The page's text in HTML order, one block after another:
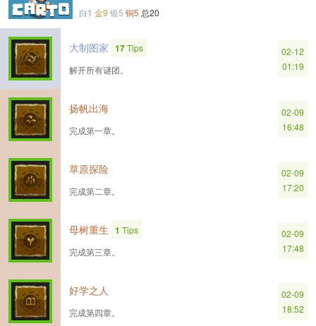
白1 金9 银5 铜5 总20
大制图家 17Tips
解开所有谜团。
02-12
01:19
扬帆出海
完成第一章。
02-09
16:48
草原探险
完成第二章。
02-09
17:20
母树重生 1 Tips
完成第三章。
02-09
17:48
好学之人
完成第四章。
02-09
18:52